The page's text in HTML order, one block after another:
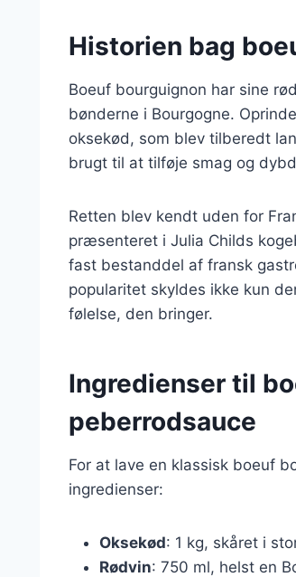
Historien bag
Boeuf bourguignon har sine
bønderne i Bourgogne.
oksekød, som blev tilberedt
brugt til at tilføje smag og
Retten blev kendt uden for
præsenteret i Julia Childs
fast bestanddel af fransk
popularitet skyldes ikke kun
følelse, den bringer.
Ingredienser til
peberrodsauce
For at lave en klassisk boeuf
ingredienser:
Oksekød: 1 kg, skåret i
Rødvin: 750 ml, helst en